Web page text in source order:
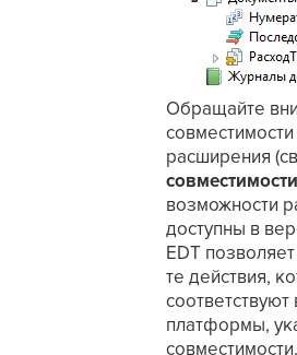
Обращайте
расширения
возможности
доступны в
EDT
те действия,
соответствуют
платформы,
совместимости.